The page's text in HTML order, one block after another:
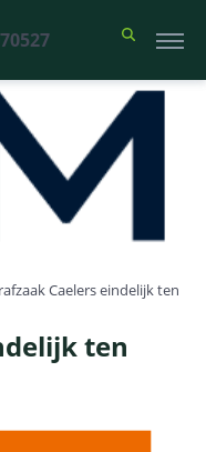
Caelers eindelijk ten
ten